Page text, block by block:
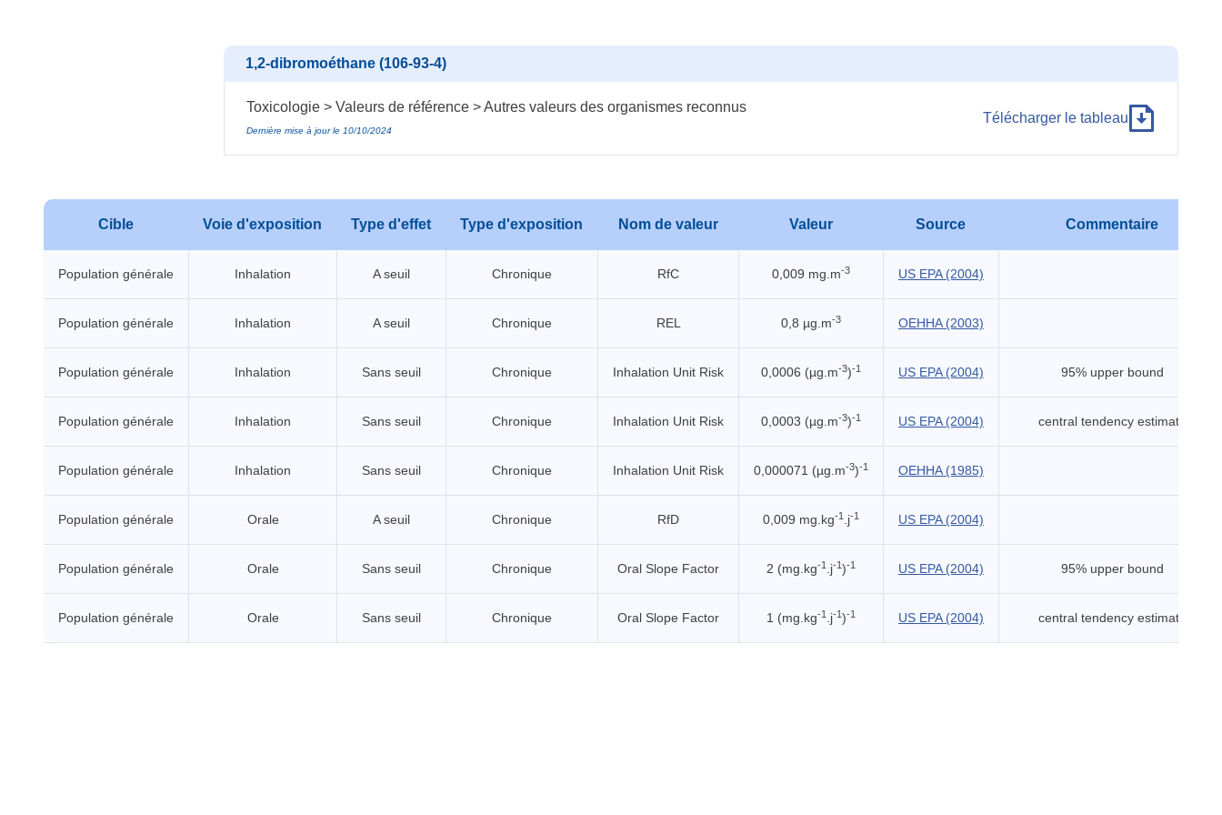
1,2-dibromoéthane (106-93-4)
Toxicologie > Valeurs de référence > Autres valeurs des organismes reconnus
Dernière mise à jour le 10/10/2024
Télécharger le tableau
Cible Voie d'exposition Type d'effet Type d'exposition Nom de valeur Valeur Source Commentaire
Population générale Inhalation A seuil Chronique RfC 0,009 mg.m-3 US EPA (2004)
Population générale Inhalation A seuil Chronique REL 0,8 µg.m-3 OEHHA (2003)
Population générale Inhalation Sans seuil Chronique Inhalation Unit Risk 0,0006 (µg.m-3)-1 US EPA (2004) 95% upper bound
Population générale Inhalation Sans seuil Chronique Inhalation Unit Risk 0,0003 (µg.m-3)-1 US EPA (2004) central tendency estimate
Population générale Inhalation Sans seuil Chronique Inhalation Unit Risk 0,000071 (µg.m-3)-1 OEHHA (1985)
Population générale Orale A seuil Chronique RfD 0,009 mg.kg-1 .j-1 US EPA (2004)
Population générale Orale Sans seuil Chronique Oral Slope Factor 2 (mg.kg-1 .j-1)-1 US EPA (2004) 95% upper bound
Population générale Orale Sans seuil Chronique Oral Slope Factor 1 (mg.kg-1 .j-1)-1 US EPA (2004) central tendency estimate